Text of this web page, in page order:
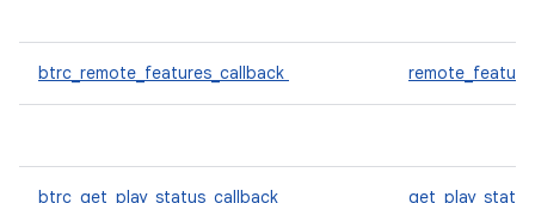
btrc_remote_features_callback
btrc_get_play_status_callback